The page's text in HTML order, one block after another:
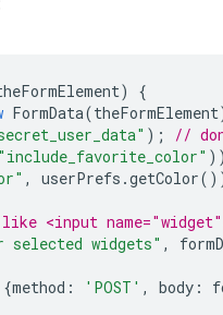
)
{
FormData(theFormElement
);
//
"include_favorite_color" ))
, userPrefs .getColor
<input
selected widgets" ,
{method : 'POST' , body :